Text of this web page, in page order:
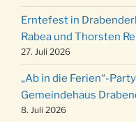
24.12.
24.12.
24.12.
15:00 Uhr
24.12.
Erntefest in
Rabea und Thorsten
27. Juli 2026
„Ab in die Ferien“-
Gemeindehaus
8. Juli 2026